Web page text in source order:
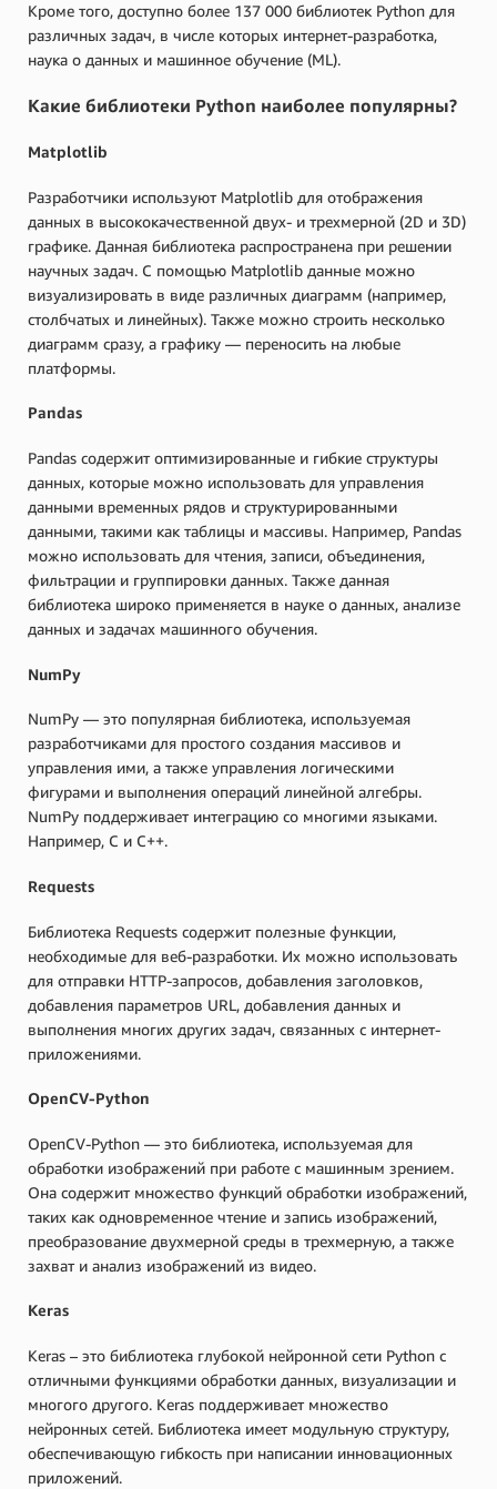
Кроме того, доступно более 137 000 библиотек Python для
различных задач, в числе которых интернет-разработка,
наука о данных и машинное обучение (ML).
Какие библиотеки Python наиболее популярны?
Matplotlib
Разработчики используют Matplotlib для отображения
данных в высококачественной двух- и трехмерной (2D и 3D)
графике. Данная библиотека распространена при решении
научных задач. С помощью Matplotlib данные можно
визуализировать в виде различных диаграмм (например,
столбчатых и линейных). Также можно строить несколько
диаграмм сразу, а графику — переносить на любые
платформы.
Pandas
Pandas содержит оптимизированные и гибкие структуры
данных, которые можно использовать для управления
данными временных рядов и структурированными
данными, такими как таблицы и массивы. Например, Pandas
можно использовать для чтения, записи, объединения,
фильтрации и группировки данных. Также данная
библиотека широко применяется в науке о данных, анализе
данных и задачах машинного обучения.
NumPy
NumPy — это популярная библиотека, используемая
разработчиками для простого создания массивов и
управления ими, а также управления логическими
фигурами и выполнения операций линейной алгебры.
NumPy поддерживает интеграцию со многими языками.
Например, C и C++.
Requests
Библиотека Requests содержит полезные функции,
необходимые для веб-разработки. Их можно использовать
для отправки HTTP-запросов, добавления заголовков,
добавления параметров URL, добавления данных и
выполнения многих других задач, связанных с интернет-
приложениями.
OpenCV-Python
OpenCV-Python — это библиотека, используемая для
обработки изображений при работе с машинным зрением.
Она содержит множество функций обработки изображений,
таких как одновременное чтение и запись изображений,
преобразование двухмерной среды в трехмерную, а также
захват и анализ изображений из видео.
Keras
Keras – это библиотека глубокой нейронной сети Python с
отличными функциями обработки данных, визуализации и
многого другого. Keras поддерживает множество
нейронных сетей. Библиотека имеет модульную структуру,
обеспечивающую гибкость при написании инновационных
приложений.